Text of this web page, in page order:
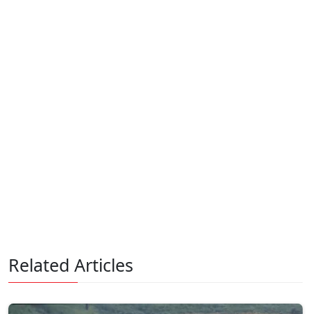
Related Articles